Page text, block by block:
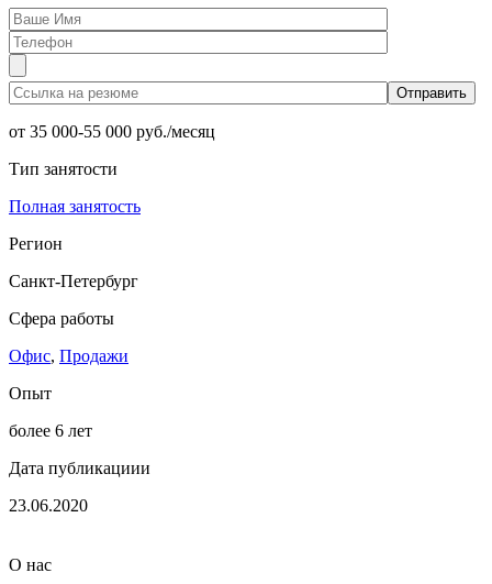
от 35 000-55 000 руб./месяц
Тип занятости
Полная занятость
Регион
Санкт-Петербург
Сфера работы
Офис, Продажи
Опыт
более 6 лет
Дата публикациии
23.06.2020
О нас